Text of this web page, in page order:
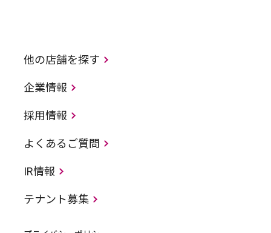
他の店舗を探す
企業情報
採用情報
よくあるご質問
IR情報
テナント募集